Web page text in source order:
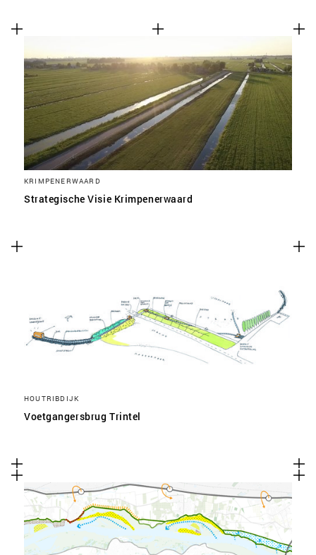
KRIMPENERWAARD
Strategische Visie Krimpenerwaard
HOUTRIBDIJK
Voetgangersbrug Trintel